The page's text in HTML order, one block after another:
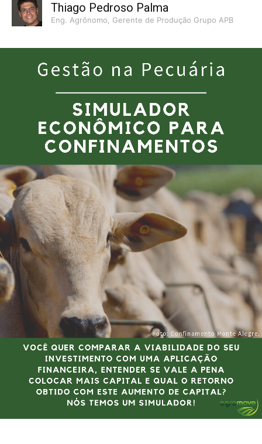
Thiago Pedroso Palma
Eng. Agrônomo, Gerente de Produção Grupo APB